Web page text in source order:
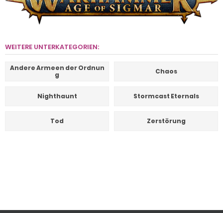
WEITERE UNTERKATEGORIEN:
Andere Armeen der Ordnun
g
Chaos
Nighthaunt Stormcast Eternals
Tod Zerstörung